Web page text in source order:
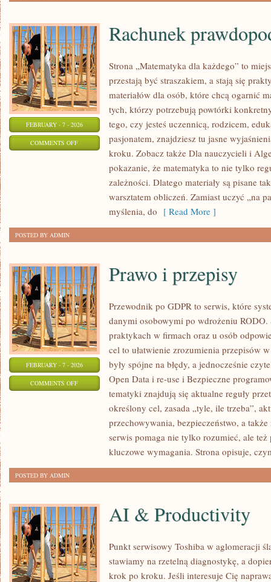
FEBRUARY - 7 - 2026
COMMENTS OFFON
RACHUNEK
PRAWDOPODOBIEŃSTWA
Rachunek
Strona „Matematyka dla każdego” to
przestają być straszakiem, a stają się
materiałów dla osób, które chcą ogarnić
tych, którzy potrzebują powtórki
tego, czy jesteś uczennicą, rodzicem,
pasjonatem, znajdziesz tu jasne
kroku. Zobacz także Dla nauczycieli i
pokazanie, że matematyka to nie tylko
zależności. Dlatego materiały są pisane
warsztatem obliczeń. Zamiast uczyć „na
myślenia, do [ Read More ]
POSTED BY ADMIN
FEBRUARY - 7 - 2026
COMMENTS OFFON
Prawo i przepisy
Przewodnik po GDPR to serwis, które
danymi osobowymi po wdrożeniu RODO.
praktykach w firmach oraz u osób
cel to ułatwienie zrozumienia przepisów
były spójne na błędy, a jednocześnie
Open Data i re-use i Bezpieczne
tematyki znajdują się aktualne reguły
określony cel, zasada „tyle, ile trzeba”,
przechowywania, bezpieczeństwo, a
serwis pomaga nie tylko rozumieć, ale też
kluczowe wymagania. Strona opisuje,
POSTED BY ADMIN
AI & Productivity
Punkt serwisowy Toshiba w aglomeracji
stawiamy na rzetelną diagnostykę, a
krok po kroku. Jeśli interesuje Cię